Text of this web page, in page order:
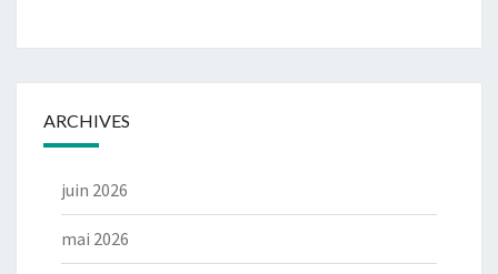
ARCHIVES
juin 2026
mai 2026